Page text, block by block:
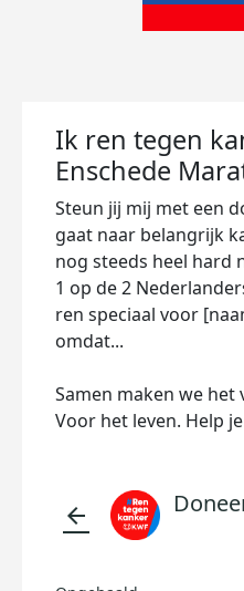
Ik ren tegen
Enschede
Steun jij mij met een
gaat naar belangrijk
nog steeds heel hard
1 op de 2
ren speciaal voor
omdat...
Samen maken we het
Voor het leven. Help
arrow_back